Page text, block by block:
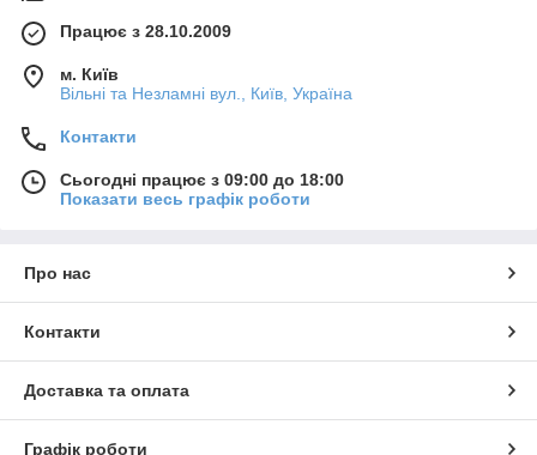
Працює з 28.10.2009
м. Київ
Вільні та Незламні вул., Київ, Україна
Контакти
Сьогодні працює з 09:00 до 18:00
Показати весь графік роботи
Про нас
Контакти
Доставка та оплата
Графік роботи